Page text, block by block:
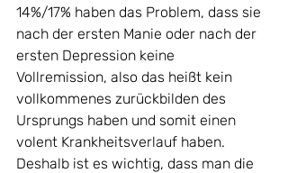
14%/17% haben das Problem, dass sie
nach der ersten Manie oder nach der
ersten Depression keine
Vollremission, also das heißt kein
vollkommenes zurückbilden des
Ursprungs haben und somit einen
volent Krankheitsverlauf haben.
Deshalb ist es wichtig, dass man die